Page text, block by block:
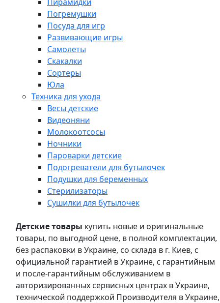
Погремушки
Посуда для игр
Развивающие игры
Самолеты
Скакалки
Сортеры
Юла
Техника для ухода
Весы детские
Видеоняни
Молокоотсосы
Ночники
Пароварки детские
Подогреватели для бутылочек
Подушки для беременных
Стерилизаторы
Сушилки для бутылочек
Детские товары купить новые и оригинальные
товары, по выгодной цене, в полной комплектации,
без распаковки в Украине, со склада в г. Киев, с
официальной гарантией в Украине, с гарантийным
и после-гарантийным обслуживанием в
авторизированных сервисных центрах в Украине,
технической поддержкой Производителя в Украине,